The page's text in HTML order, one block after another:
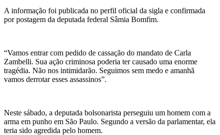
A informação foi publicada no perfil oficial da sigla e confirmada
por postagem da deputada federal Sâmia Bomfim.
“Vamos entrar com pedido de cassação do mandato de Carla
Zambelli. Sua ação criminosa poderia ter causado uma enorme
tragédia. Não nos intimidarão. Seguimos sem medo e amanhã
vamos derrotar esses assassinos”.
Neste sábado, a deputada bolsonarista perseguiu um homem com a
arma em punho em São Paulo. Segundo a versão da parlamentar, ela
teria sido agredida pelo homem.